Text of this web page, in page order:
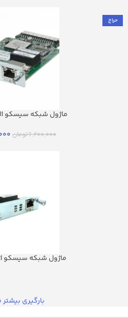
حراج
ماژول شبکه سیسکو HWIC-2CE1T1-PRI
6,200,000تومان
ماژول شبکه سیسکو HWIC-1CE1T1-PRI
بارگیری